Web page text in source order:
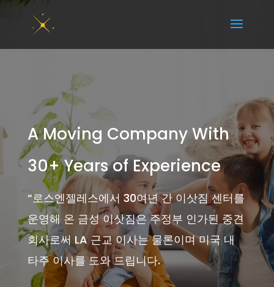
A Moving Company With
30+ Years of Experience
“로스엔젤레스에서 30여년 간 이삿짐 센터를
운영해 온 금성 이삿짐은 주정부 인가된 중견
회사로써 LA 근교 이사는 물론이며 미국 내
타주 이사를 도와 드립니다.